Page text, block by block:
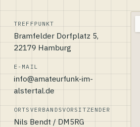
TREFFPUNKT
Bramfelder Dorfplatz 5,
22179 Hamburg
E-MAIL
info@amateurfunk-im-
alstertal.de
ORTSVERBANDSVORSITZENDER
Nils Bendt / DM5RG